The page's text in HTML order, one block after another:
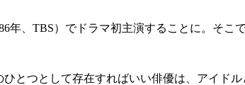
、TBS）でドラマ初主演することに。そこ
とつとして存在すればいい俳優は、アイド